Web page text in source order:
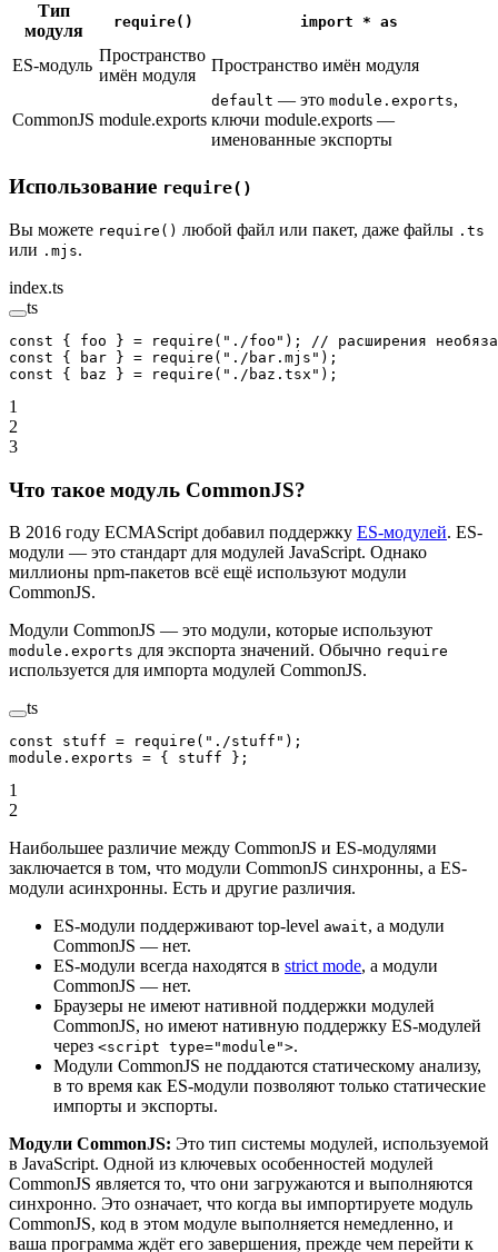
Тип
модуля
require() import * as
ES-модуль
Пространство
имён модуля
Пространство имён модуля
CommonJS module.exports
default — это module.exports,
ключи module.exports —
именованные экспорты
Использование require()
Вы можете require() любой файл или пакет, даже файлы .ts
или .mjs.
index.ts
ts
const { foo } = require ( "./foo" );
// расширения
const { bar } = require ( "./bar.mjs" );
const { baz } = require ( "./baz.tsx" );
1
2
3
Что такое модуль CommonJS?
В 2016 году ECMAScript добавил поддержку ES-модулей. ES-
модули — это стандарт для модулей JavaScript. Однако
миллионы npm-пакетов всё ещё используют модули
CommonJS.
Модули CommonJS — это модули, которые используют
module.exports для экспорта значений. Обычно require
используется для импорта модулей CommonJS.
ts
const stuff = require ( "./stuff" );
module . exports = { stuff };
1
2
Наибольшее различие между CommonJS и ES-модулями
заключается в том, что модули CommonJS синхронны, а ES-
модули асинхронны. Есть и другие различия.
ES-модули поддерживают top-level await, а модули
CommonJS — нет.
ES-модули всегда находятся в strict mode, а модули
CommonJS — нет.
Браузеры не имеют нативной поддержки модулей
CommonJS, но имеют нативную поддержку ES-модулей
через <script type="module">.
Модули CommonJS не поддаются статическому анализу,
в то время как ES-модули позволяют только статические
импорты и экспорты.
Модули CommonJS: Это тип системы модулей, используемой
в JavaScript. Одной из ключевых особенностей модулей
CommonJS является то, что они загружаются и выполняются
синхронно. Это означает, что когда вы импортируете модуль
CommonJS, код в этом модуле выполняется немедленно, и
ваша программа ждёт его завершения, прежде чем перейти к